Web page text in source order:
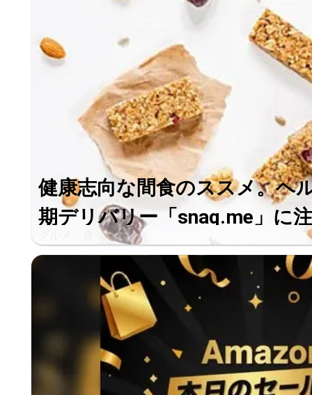
健康志向な間食のススメ。ヘ
期デリバリー「snaq.me」に